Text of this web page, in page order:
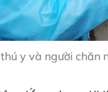
y và người chăn